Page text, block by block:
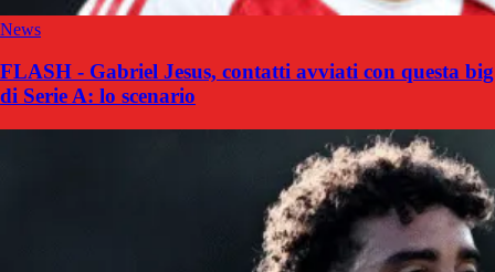
News
FLASH - Gabriel Jesus, contatti avviati con questa big
di Serie A: lo scenario